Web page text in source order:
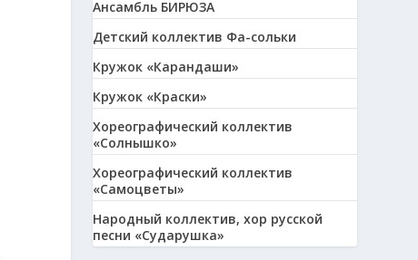
Ансамбль БИРЮЗА
Детский коллектив Фа-сольки
Кружок «Карандаши»
Кружок «Краски»
Хореографический коллектив
«Солнышко»
Хореографический коллектив
«Самоцветы»
Народный коллектив, хор русской
песни «Сударушка»